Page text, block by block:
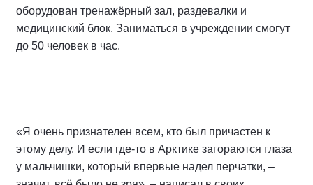
оборудован тренажёрный зал, раздевалки и
медицинский блок. Заниматься в учреждении смогут
до 50 человек в час.
«Я очень признателен всем, кто был причастен к
этому делу. И если где-то в Арктике загораются глаза
у мальчишки, который впервые надел перчатки, –